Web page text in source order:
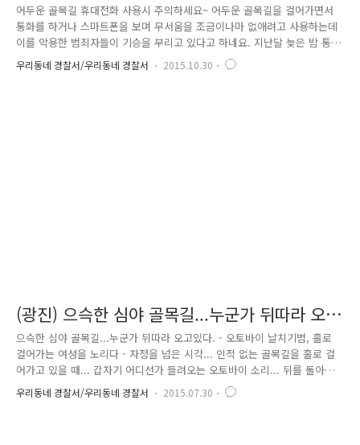
어두운 골목길 휴대전화 사용시 주의하세요~ 어두운 골목길을 걸어가면서
통화를 하거나 스마트폰을 보며 무서움을 조금이나마 없애려고 사용하는데
이를 악용한 범죄자들이 기승을 부리고 있다고 하네요. 지난달 늦은 밤 통
화를 하며 골목길을 걸어가는 A씨(女). 어디선가 오토바이 소리가 나더니
순식간에 가방을 빼앗겨버렸습니다. 범인은 오토바이를 타고 길을 걸어가
우리동네 경찰서/우리동네 경찰서 2015.10.30
(광진) 으슥한 심야 골목길...누군가 뒤따라 오
고있다
으슥한 심야 골목길...누군가 뒤따라 오고있다. - 오토바이 날치기범, 홀로
걸어가는 여성을 노리다 - 자정을 넘은 시각... 인적 없는 골목길을 홀로 걸
어가고 있을 때... 갑자기 어디선가 들려오는 오토바이 소리... 뒤를 돌아보
자마자 이미 내 어깨에 메고 있던 가방은 사라지고 만다. 이렇게 오토바이
날치기는 순식간에 일어납니다. 최근 서울 일대에서 오토바이를 이용한 날
우리동네 경찰서/우리동네 경찰서 2015.07.30